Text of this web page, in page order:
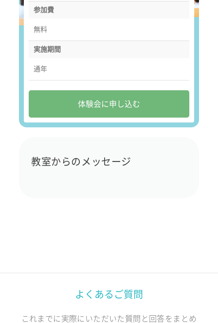
参加費
無料
実施期間
通年
体験会に申し込む
教室からのメッセージ
よくあるご質問
これまでに実際にいただいた質問と回答をまとめ